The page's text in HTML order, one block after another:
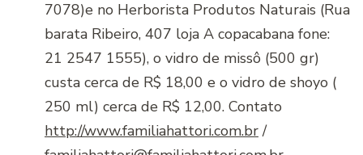
7078)e no Herborista Produtos Naturais (Rua
barata Ribeiro, 407 loja A copacabana fone:
21 2547 1555), o vidro de missô (500 gr)
custa cerca de R$ 18,00 e o vidro de shoyo (
250 ml) cerca de R$ 12,00. Contato
http://www.familiahattori.com.br/